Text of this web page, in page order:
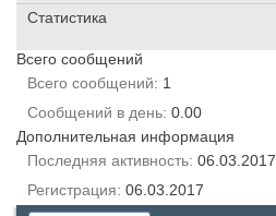
Статистика
Всего сообщений
Всего сообщений
1
Сообщений в день 0.00
Дополнительная информация
Последняя активность 06.03.2017
Регистрация 06.03.2017